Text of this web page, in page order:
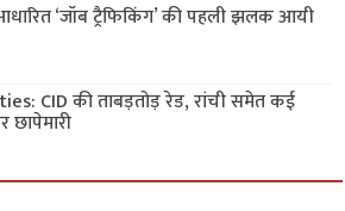
‘जॉब ट्रैफिकिंग’ की पहली झलक आयी
CID की ताबड़तोड़ रेड, रांची समेत कई
छापेमारी